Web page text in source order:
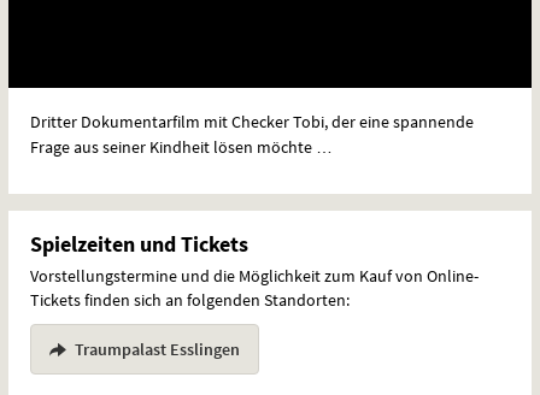
Dritter Dokumentarfilm mit Checker Tobi, der eine spannende
Frage aus seiner Kindheit lösen möchte …
Spielzeiten und Tickets
Vorstellungstermine und die Möglichkeit zum Kauf von Online-
Tickets finden sich an folgenden Standorten:
Traumpalast Esslingen